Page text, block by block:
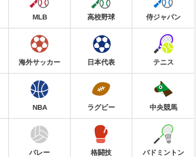
MLB 高校野球 侍ジャパン
海外サッカー 日本代表 テニス
NBA ラグビー 中央競馬
バレー 格闘技 バドミントン